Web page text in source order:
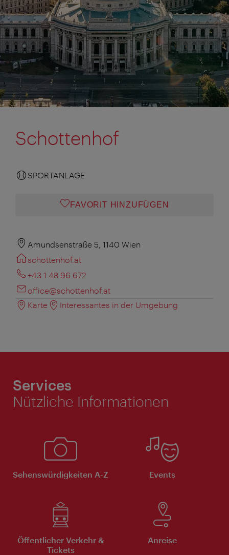
Schottenhof
SPORTANLAGE
FAVORIT HINZUFÜGEN
Amundsenstraße 5, 1140 Wien
schottenhof.at
+43 1 48 96 672
office@schottenhof.at
Karte
Interessantes in der Umgebung
Services
Nützliche Informationen
Sehenswürdigkeiten A-Z Events
Öffentlicher Verkehr &
Tickets
Anreise